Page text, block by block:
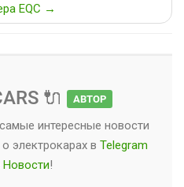
EQC →
🔌 АВТОР
интересные новости
о электрокарах в Telegram
Новости!